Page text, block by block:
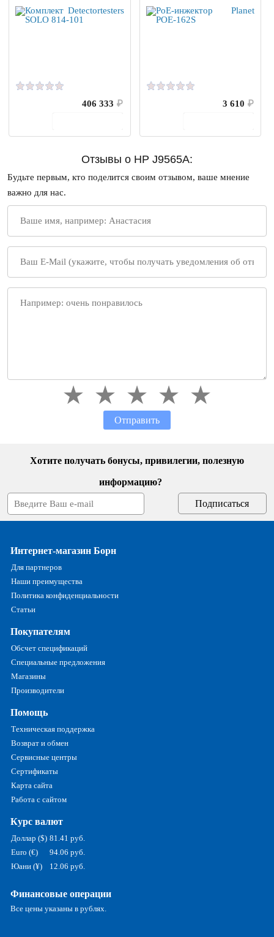
406 333 ₽
3 610 ₽
Отзывы о HP J9565A:
Будьте первым, кто поделится своим отзывом, ваше мнение
важно для нас.
Отправить
Хотите получать бонусы, привилегии, полезную
информацию?
Интернет-магазин Борн
Для партнеров
Наши преимущества
Политика конфиденциальности
Статьи
Покупателям
Обсчет спецификаций
Специальные предложения
Магазины
Производители
Помощь
Техническая поддержка
Возврат и обмен
Сервисные центры
Сертификаты
Карта сайта
Работа с сайтом
Курс валют
Доллар ($) 81.41 руб.
Euro (€)
94.06 руб.
Юани (¥)
12.06 руб.
Финансовые операции
Все цены указаны в рублях.